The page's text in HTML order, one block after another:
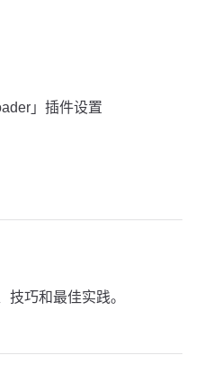
」插件设置
技巧和最佳实践。